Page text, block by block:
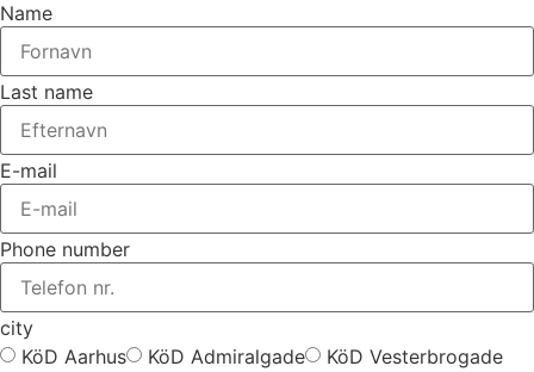
Name
Last name
E-mail
Phone number
city
KöD Aarhus
KöD Admiralgade
KöD Vesterbrogade